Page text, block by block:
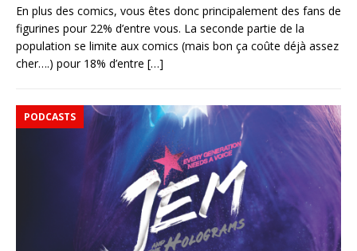
En plus des comics, vous êtes donc principalement des fans de
figurines pour 22% d’entre vous. La seconde partie de la
population se limite aux comics (mais bon ça coûte déjà assez
cher….) pour 18% d’entre […]
PODCASTS